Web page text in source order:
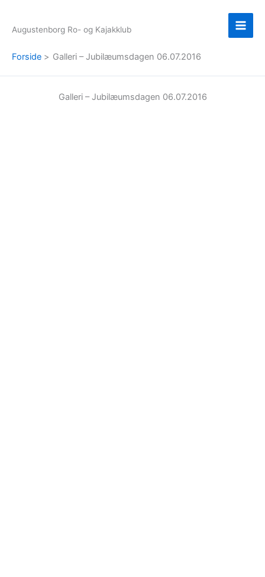
indholdet
Augustenborg Ro- og Kajakklub
Forside Galleri – Jubilæumsdagen 06.07.2016
Galleri – Jubilæumsdagen 06.07.2016